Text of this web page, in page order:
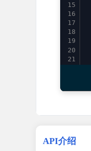
15
16
17
18
19
20
21
30
API介绍